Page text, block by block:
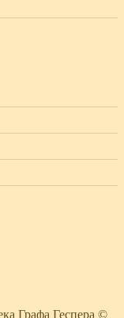
Графа Геспера ©